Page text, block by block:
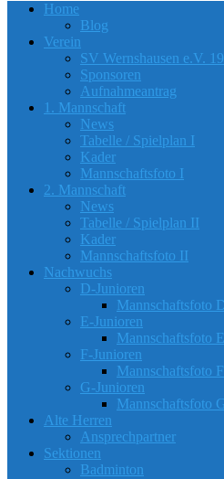
Home
Blog
Verein
SV Wernshausen e.V.
Sponsoren
Aufnahmeantrag
1. Mannschaft
News
Tabelle / Spielplan I
Kader
Mannschaftsfoto I
2. Mannschaft
News
Tabelle / Spielplan II
Kader
Mannschaftsfoto II
Nachwuchs
D-Junioren
Mannschaftsfoto
E-Junioren
Mannschaftsfoto
F-Junioren
Mannschaftsfoto
G-Junioren
Mannschaftsfoto
Alte Herren
Ansprechpartner
Sektionen
Badminton